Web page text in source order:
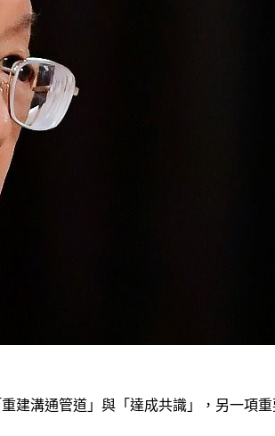
建溝通管道」與「達成共識」，另一項